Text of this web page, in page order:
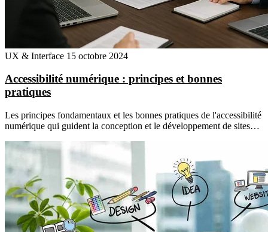
UX & Interface 15 octobre 2024
Accessibilité numérique : principes et bonnes
pratiques
Les principes fondamentaux et les bonnes pratiques de l'accessibilité
numérique qui guident la conception et le développement de sites…